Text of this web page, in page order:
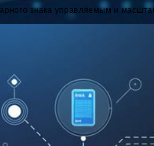
знака управляемым и